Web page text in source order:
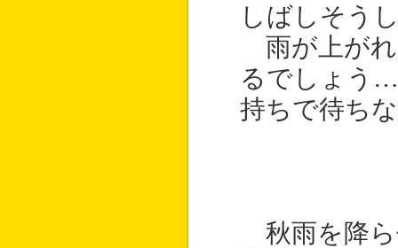
しばしそう
雨が上がれ
るでしょう
持ちで待ち
秋雨を降ら